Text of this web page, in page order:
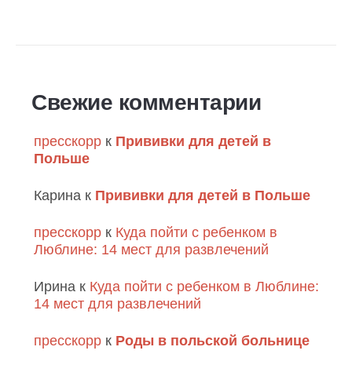
Свежие комментарии
пресскорр к Прививки для детей в
Польше
Карина к Прививки для детей в Польше
пресскорр к Куда пойти с ребенком в
Люблине: 14 мест для развлечений
Ирина к Куда пойти с ребенком в Люблине:
14 мест для развлечений
пресскорр к Роды в польской больнице